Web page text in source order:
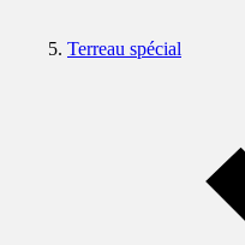
Terreau spécial